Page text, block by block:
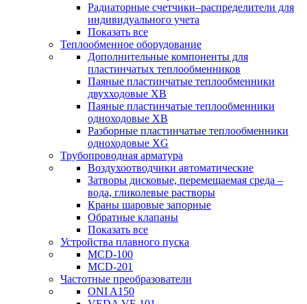
Радиаторные счетчики–распределители для
индивидуального учета
Показать все
Теплообменное оборудование
Дополнительные компоненты для
пластинчатых теплообменников
Паяные пластинчатые теплообменники
двухходовые XB
Паяные пластинчатые теплообменники
одноходовые ХВ
Разборные пластинчатые теплообменники
одноходовые ХG
Трубопроводная арматура
Воздухоотводчики автоматические
Затворы дисковые, перемещаемая среда –
вода, гликолевые растворы
Краны шаровые запорные
Обратные клапаны
Показать все
Устройства плавного пуска
MCD-100
MCD-201
Частотные преобразователи
ONI A150